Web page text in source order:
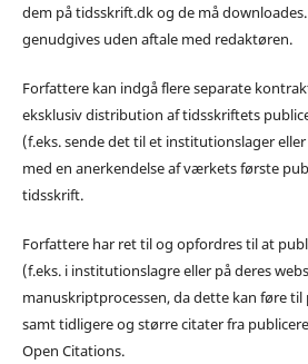
dem på tidsskrift.dk og de må
genudgives uden aftale med redaktøren.
Forfattere kan indgå flere separate
eksklusiv distribution af tidsskriftets
(f.eks. sende det til et institutionslager
med en anerkendelse af værkets første
tidsskrift.
Forfattere har ret til og opfordres til at
(f.eks. i institutionslagre eller på deres
manuskriptprocessen, da dette kan føre
samt tidligere og større citater fra
Open Citations.